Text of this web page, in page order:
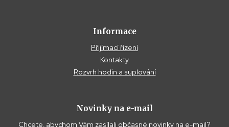
Informace
Přijímací řízení
Kontakty
Rozvrh hodin a suplování
Novinky na e-mail
Chcete, abychom Vám zasílali občasné novinky na e-mail?